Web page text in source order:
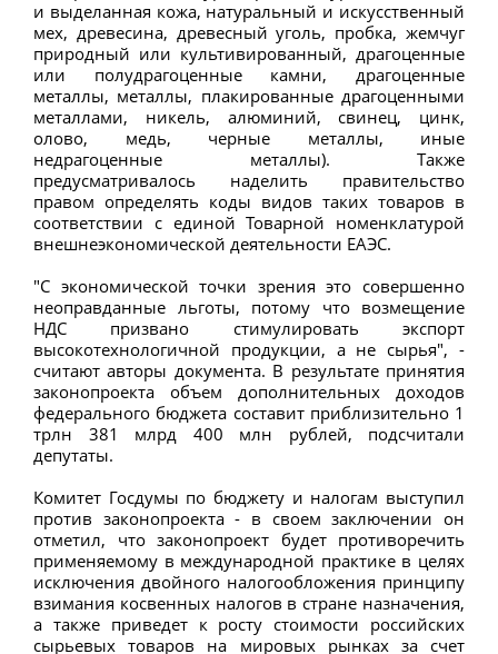
и выделанная кожа, натуральный и искусственный
мех, древесина, древесный уголь, пробка, жемчуг
природный или культивированный, драгоценные
или полудрагоценные камни, драгоценные
металлы, металлы, плакированные драгоценными
металлами, никель, алюминий, свинец, цинк,
олово, медь, черные металлы, иные
недрагоценные металлы). Также
предусматривалось наделить правительство
правом определять коды видов таких товаров в
соответствии с единой Товарной номенклатурой
внешнеэкономической деятельности ЕАЭС.
"С экономической точки зрения это совершенно
неоправданные льготы, потому что возмещение
НДС призвано стимулировать экспорт
высокотехнологичной продукции, а не сырья", -
считают авторы документа. В результате принятия
законопроекта объем дополнительных доходов
федерального бюджета составит приблизительно 1
трлн 381 млрд 400 млн рублей, подсчитали
депутаты.
Комитет Госдумы по бюджету и налогам выступил
против законопроекта - в своем заключении он
отметил, что законопроект будет противоречить
применяемому в международной практике в целях
исключения двойного налогообложения принципу
взимания косвенных налогов в стране назначения,
а также приведет к росту стоимости российских
сырьевых товаров на мировых рынках за счет